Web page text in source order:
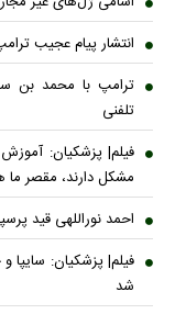
انتشار پیام عجیب
ترامپ با محمد بن
تلفنی
فیلم| پزشکیان:
مشکل دارند، مقصر ما
احمد نوراللهی قید
فیلم| پزشکیان: سایپا
شد